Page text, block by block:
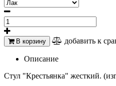
В корзину добавить к
Описание
Стул "Крестьянка" жесткий.